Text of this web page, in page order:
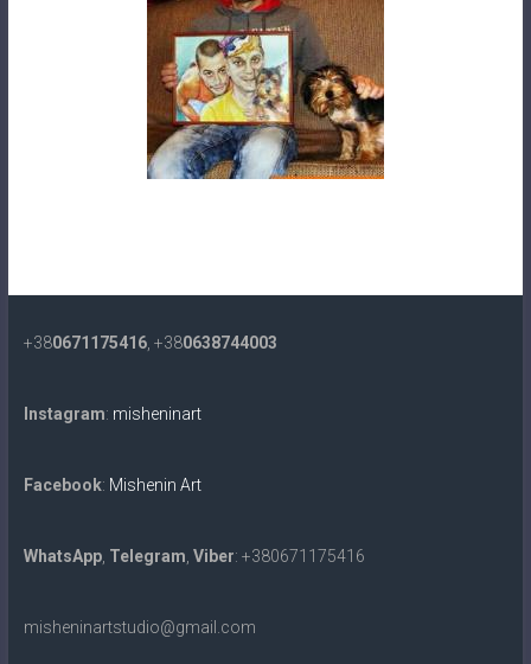
+380671175416, +380638744003
Instagram: misheninart
Facebook: Mishenin Art
WhatsApp, Telegram Viber: +380671175416
misheninartstudio@gmail.com